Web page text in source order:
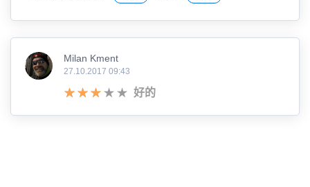
Milan Kment
27.10.2017 09:43
好的